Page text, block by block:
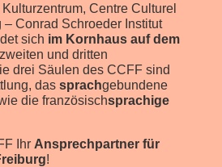
Centre Culturel
– Conrad Schroeder Institut
sich im Kornhaus auf dem
und dritten
drei Säulen des CCFF sind
das sprachgebundene
die französischsprachige
Ihr Ansprechpartner für
!